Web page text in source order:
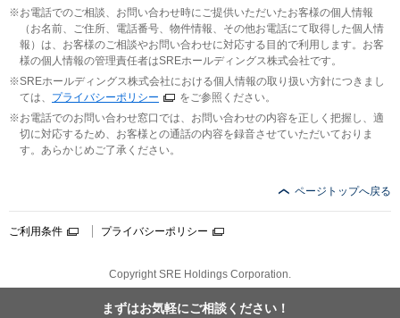
まずはお気軽にご相談ください！
お電話でのご相談、お問い合わせ時にご提供いただいたお客様の個人情報
（お名前、ご住所、電話番号、物件情報、その他お電話にて取得した個人情
報）は、お客様のご相談やお問い合わせに対応する目的で利用します。お客
様の個人情報の管理責任者はSREホールディングス株式会社です。
SREホールディングス株式会社における個人情報の取り扱い方針につきまし
ては、 プライバシーポリシー
をご参照ください。
お電話でのお問い合わせ窓口では、お問い合わせの内容を正しく把握し、適
切に対応するため、お客様との通話の内容を録音させていただいておりま
す。あらかじめご了承ください。
ページトップへ戻る
ご利用条件 プライバシーポリシー
Copyright SRE Holdings Corporation.